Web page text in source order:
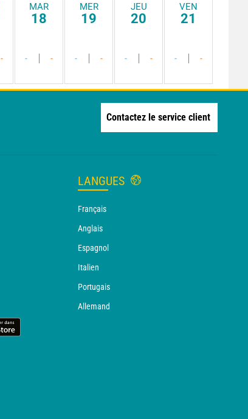
-
MAR
18
- -
MER
19
- -
JEU
20
- -
VEN
21
- -
Contactez le service client
LANGUES
Français
Anglais
Espagnol
Italien
Portugais
Allemand